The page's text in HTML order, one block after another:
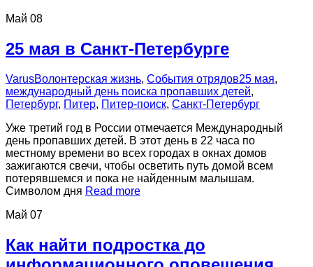
Май 08
25 мая в Санкт-Петербурге
VarusВолонтерская жизнь, События отрядов25 мая,
международный день поиска пропавших детей,
Петербург, Питер, Питер-поиск, Санкт-Петербург
Уже третий год в России отмечается Международный
день пропавших детей. В этот день в 22 часа по
местному времени во всех городах в окнах домов
зажигаются свечи, чтобы осветить путь домой всем
потерявшемся и пока не найденным малышам.
Символом дня Read more
Май 07
Как найти подростка до